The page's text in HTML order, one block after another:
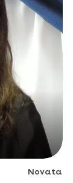
Novata